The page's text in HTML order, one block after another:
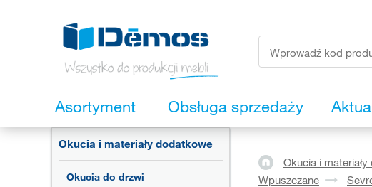
Asortyment Obsługa sprzedaży
Okucia i materiały dodatkowe
Okucia do drzwi
Okucia i
Wpuszczane